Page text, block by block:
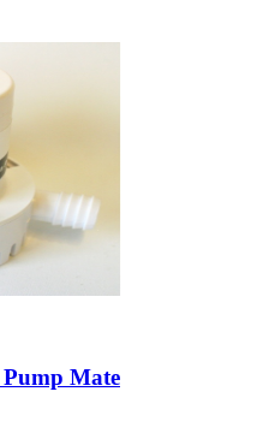
Pump Mate